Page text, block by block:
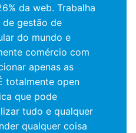
da web. Trabalha
de gestão de
do mundo e
comércio com
apenas as
totalmente open
que pode
tudo e qualquer
qualquer coisa